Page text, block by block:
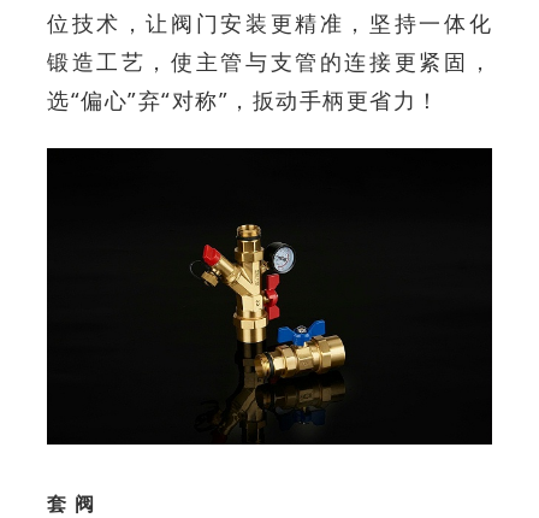
位技术，让阀门安装更精准，坚持一体化
锻造工艺，使主管与支管的连接更紧固，
选“偏心”弃“对称”，扳动手柄更省力！
套 阀